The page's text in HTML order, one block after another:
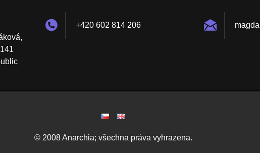
+420 602 814 206
© 2008 Anarchia; všechna práva vyhrazena.